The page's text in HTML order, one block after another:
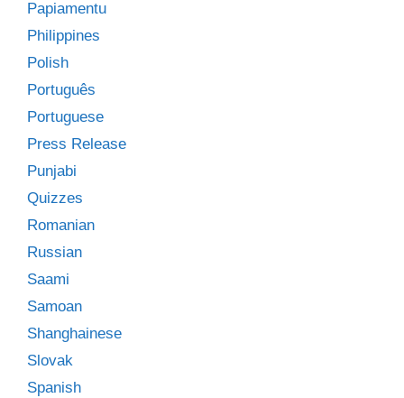
Papiamentu
Philippines
Polish
Português
Portuguese
Press Release
Punjabi
Quizzes
Romanian
Russian
Saami
Samoan
Shanghainese
Slovak
Spanish